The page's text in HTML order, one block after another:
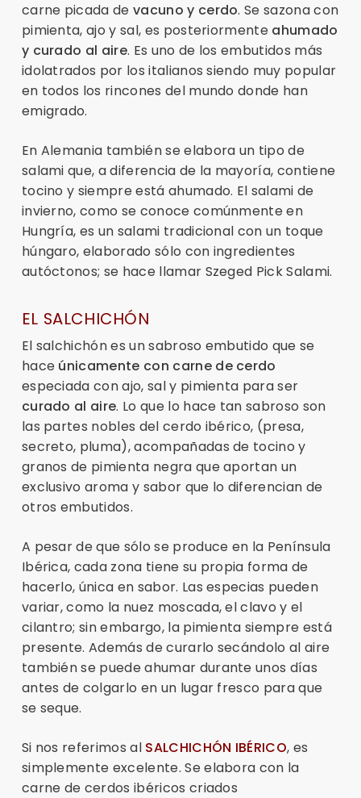
carne picada de vacuno y cerdo. Se sazona con
pimienta, ajo y sal, es posteriormente ahumado
y curado al aire. Es uno de los embutidos más
idolatrados por los italianos siendo muy popular
en todos los rincones del mundo donde han
emigrado.
En Alemania también se elabora un tipo de
salami que, a diferencia de la mayoría, contiene
tocino y siempre está ahumado. El salami de
invierno, como se conoce comúnmente en
Hungría, es un salami tradicional con un toque
húngaro, elaborado sólo con ingredientes
autóctonos; se hace llamar Szeged Pick Salami.
EL SALCHICHÓN
El salchichón es un sabroso embutido que se
hace únicamente con carne de cerdo
especiada con ajo, sal y pimienta para ser
curado al aire. Lo que lo hace tan sabroso son
las partes nobles del cerdo ibérico, (presa,
secreto, pluma), acompañadas de tocino y
granos de pimienta negra que aportan un
exclusivo aroma y sabor que lo diferencian de
otros embutidos.
A pesar de que sólo se produce en la Península
Ibérica, cada zona tiene su propia forma de
hacerlo, única en sabor. Las especias pueden
variar, como la nuez moscada, el clavo y el
cilantro; sin embargo, la pimienta siempre está
presente. Además de curarlo secándolo al aire
también se puede ahumar durante unos días
antes de colgarlo en un lugar fresco para que
se seque.
Si nos referimos al SALCHICHÓN IBÉRICO, es
simplemente excelente. Se elabora con la
carne de cerdos ibéricos criados